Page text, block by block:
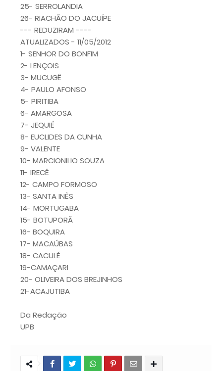
25- SERROLANDIA
26- RIACHÃO DO JACUÍPE
--- REDUZIRAM ----
ATUALIZADOS - 11/05/2012
1- SENHOR DO BONFIM
2- LENÇOIS
3- MUCUGÊ
4- PAULO AFONSO
5- PIRITIBA
6- AMARGOSA
7- JEQUIÉ
8- EUCLIDES DA CUNHA
9- VALENTE
10- MARCIONILIO SOUZA
11- IRECÊ
12- CAMPO FORMOSO
13- SANTA INÊS
14- MORTUGABA
15- BOTUPORÃ
16- BOQUIRA
17- MACAÚBAS
18- CACULÉ
19-CAMAÇARI
20- OLIVEIRA DOS BREJINHOS
21-ACAJUTIBA
Da Redação
UPB